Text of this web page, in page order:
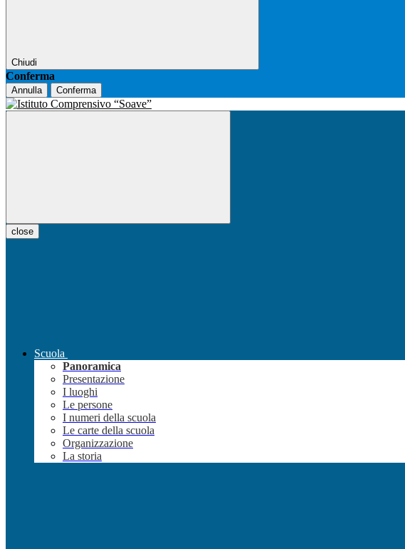
Chiudi
Conferma
Annulla Conferma
close
Scuola
Panoramica
Presentazione
I luoghi
Le persone
I numeri della scuola
Le carte della scuola
Organizzazione
La storia